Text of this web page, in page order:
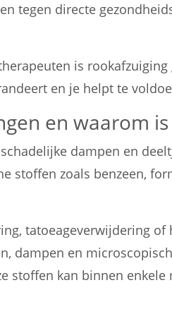
tegen directe
is rookafzuiging
en je helpt te
en waarom
dampen en
stoffen zoals benzeen,
tatoeageverwijdering
dampen en
stoffen kan binnen